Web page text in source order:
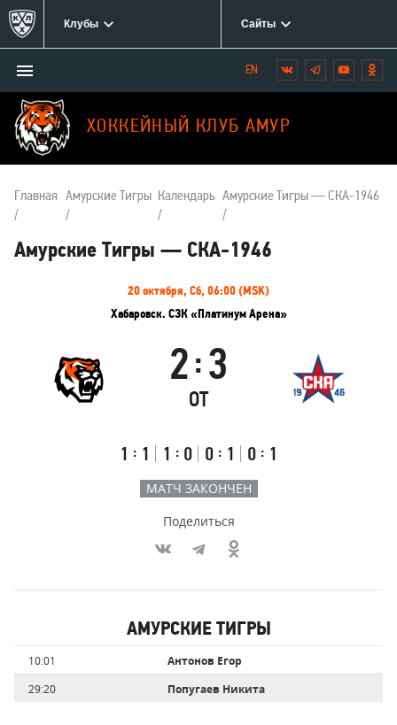
Клубы Сайты
ХОККЕЙНЫЙ КЛУБ АМУР
Открыть/
закрыть
меню
Мы
в
социальных
сетях:
Вконтакте
Telegram
YouTube
Главная Амурские Тигры Календарь Амурские Тигры — СКА-1946
Амурские Тигры — СКА-1946
20 октября, Сб, 06:00 (MSK)
Хабаровск. СЗК «Платинум Арена»
Амурские
Тигры
2 : 3
ОТ
Первый
тайм
1 : 1
Второй
тайм
1 : 0
Третий
тайм
0 : 1 Овертайм
0 : 1
СКА-1946
МАТЧ ЗАКОНЧЕН
Поделиться
забившие
голы
АМУРСКИЕ ТИГРЫ
Время Имя
игрока
10:01
Антонов Егор
29:20
Попугаев Никита